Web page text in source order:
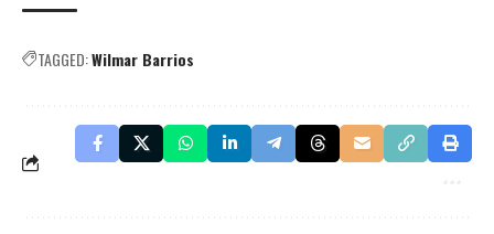
TAGGED:Wilmar Barrios